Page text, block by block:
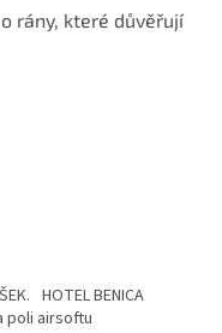
rány, které důvěřují
HOTEL BENICA
poli airsoftu